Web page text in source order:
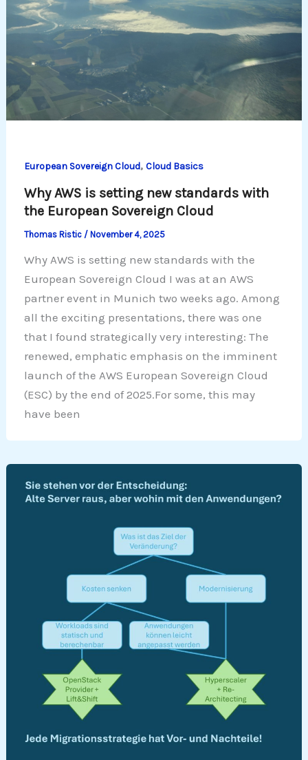
European Sovereign Cloud, Cloud Basics
Why AWS is setting new standards with
the European Sovereign Cloud
Thomas Ristic / November 4, 2025
Why AWS is setting new standards with the
European Sovereign Cloud I was at an AWS
partner event in Munich two weeks ago. Among
all the exciting presentations, there was one
that I found strategically very interesting: The
renewed, emphatic emphasis on the imminent
launch of the AWS European Sovereign Cloud
(ESC) by the end of 2025.For some, this may
have been